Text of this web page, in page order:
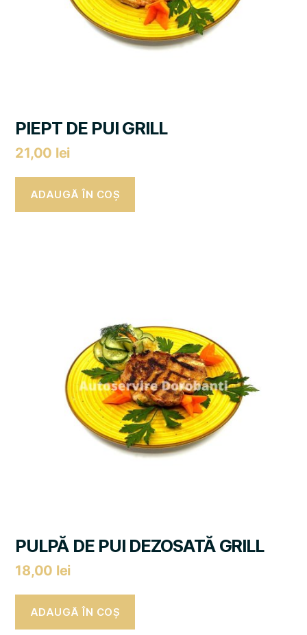
PIEPT DE PUI GRILL
21,00 lei
ADAUGĂ ÎN COȘ
PULPĂ DE PUI DEZOSATĂ GRILL
18,00 lei
ADAUGĂ ÎN COȘ